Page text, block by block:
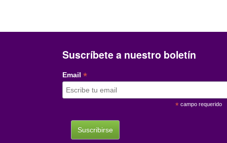
Suscríbete a nuestro boletín
Email *
* campo requerido